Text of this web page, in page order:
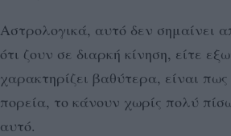
Αστρολογικά, αυτό δεν σημαίνει
ότι ζουν σε διαρκή κίνηση, είτε
χαρακτηρίζει βαθύτερα, είναι
πορεία, το κάνουν χωρίς πολύ
αυτό.